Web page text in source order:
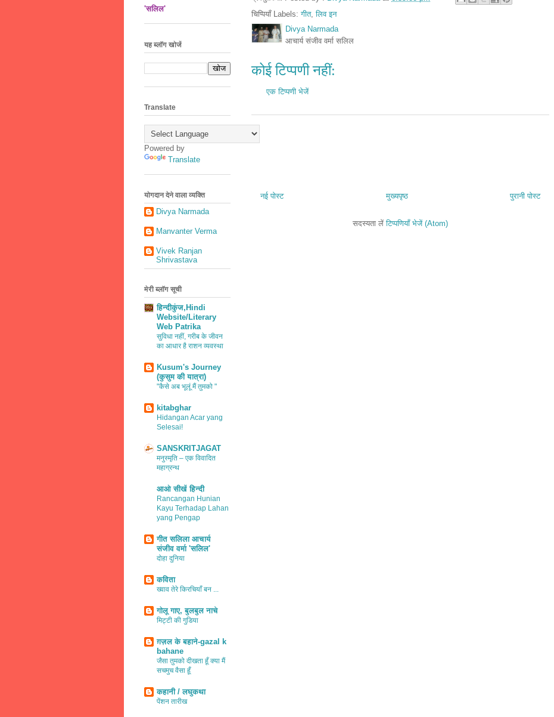
चिप्पियाँ Labels:गीत,लिव इन
Divya Narmada
आचार्य संजीव वर्मा सलिल
कोई टिप्पणी नहीं:
एक टिप्पणी भेजें
नई पोस्ट पुरानी पोस्ट
मुख्यपृष्ठ
सदस्यता लेंटिप्पणियाँ भेजें (Atom)
'सलिल'
यह ब्लॉग खोजें
Translate
Powered by
Translate
योगदान देने वाला व्यक्ति
Divya Narmada
Manvanter Verma
Vivek Ranjan
Shrivastava
मेरी ब्लॉग सूची
हिन्दीकुंज,Hindi
Website/Literary
Web Patrika
सुविधा नहीं, गरीब के जीवन
का आधार है राशन व्यवस्था
Kusum's Journey
(कुसुम की यात्रा)
"कैसे अब भूलूं मैं तुमको "
kitabghar
Hidangan Acar yang
Selesai!
SANSKRITJAGAT
मनुस्मृति – एक विवादित
महाग्रन्थ
आओ सीखें हिन्दी
Rancangan Hunian
Kayu Terhadap Lahan
yang Pengap
गीत सलिला आचार्य
संजीव वर्मा 'सलिल'
दोहा दुनिया
कविता
ख्वाव तेरे किरचियाँ बन ...
गोलू गाए, बुलबुल नाचे
मिट्टी की गुडिया
ग़ज़ल के बहाने-gazal k
bahane
जैसा तुमको दीखता हूँ क्या मैं
सचमुच वैसा हूँ
कहानी / लघुकथा
पेंशन तारीख